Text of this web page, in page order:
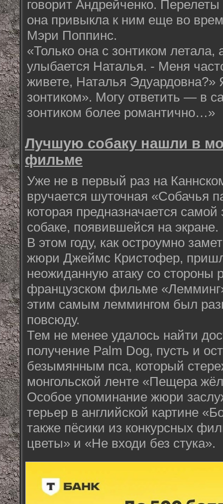
говорит Андрейченко.
она привыкла к ним еще во
Мэри Поппинс.
«Только она с зонтиком летала,
улыбается Наталья. - Меня
живете, Наталья
зонтиком». Могу ответить — в
зонтиком более романтично…»
Лучшую собаку нашли в
фильме
Уже не в первый раз на
вручается шуточная «Собачья
которая предназначается
собаке, появившейся на экране.
В этом году, как остроумно
жюри Джеймс Кристофер,
неожиданную атаку со стороны
французском фильме
этим самым леммингом был
повсюду.
Тем не менее удалось найти
получение Palm Dog, пусть и
безымянным пса, который
монгольской ленте «Пещера
Особое упоминание жюри
терьер в английской картине
также пёсики из конкурсных
цветы» и «Не входи без стука».